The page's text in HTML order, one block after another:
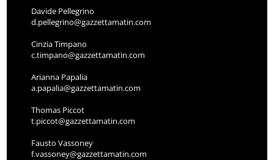
Davide Pellegrino
d.pellegrino@gazzettamatin.com
Cinzia Timpano
c.timpano@gazzettamatin.com
Arianna Papalia
a.papalia@gazzettamatin.com
Thomas Piccot
t.piccot@gazzettamatin.com
Fausto Vassoney
f.vassoney@gazzettamatin.com